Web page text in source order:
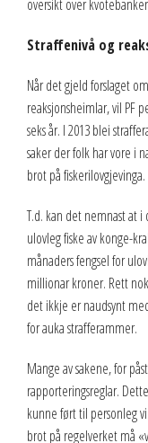
oversikt over
Straffenivå og
Når det gjeld forslaget
reaksjonsheimlar, vil PF
seks år. I 2013 blei
saker der folk har vore i
brot på fiskerilovgjevinga.
T.d. kan det nemnast at
ulovleg fiske av konge-
månaders fengsel for
millionar kroner. Rett
det ikkje er naudsynt
for auka strafferammer.
Mange av sakene, for
rapporteringsreglar.
kunne ført til personleg
brot på regelverket må